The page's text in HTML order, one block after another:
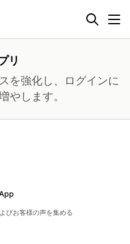
リ
を強化し、ログインに
やします。
びお客様の声を集める